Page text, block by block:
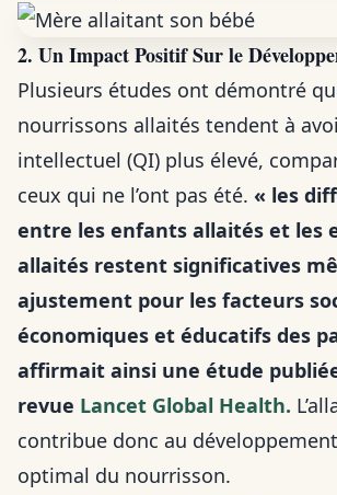
2. Un Impact Positif Sur le
Plusieurs études ont démontré
nourrissons allaités tendent à
intellectuel (QI) plus élevé,
ceux qui ne l’ont pas été. « les
entre les enfants allaités et les
allaités restent significatives
ajustement pour les facteurs
économiques et éducatifs des
affirmait ainsi une étude
revue Lancet Global Health.
contribue donc au
optimal du nourrisson.